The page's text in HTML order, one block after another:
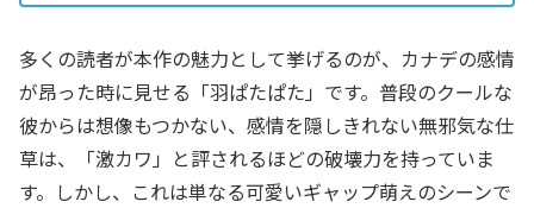
多くの読者が本作の魅力として挙げるのが、カナデの感情
が昂った時に見せる「羽ぱたぱた」です。普段のクールな
彼からは想像もつかない、感情を隠しきれない無邪気な仕
草は、「激カワ」と評されるほどの破壊力を持っていま
す。しかし、これは単なる可愛いギャップ萌えのシーンで